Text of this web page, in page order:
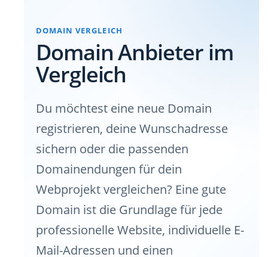
DOMAIN VERGLEICH
Domain Anbieter im
Vergleich
Du möchtest eine neue Domain
registrieren, deine Wunschadresse
sichern oder die passenden
Domainendungen für dein
Webprojekt vergleichen? Eine gute
Domain ist die Grundlage für jede
professionelle Website, individuelle E-
Mail-Adressen und einen